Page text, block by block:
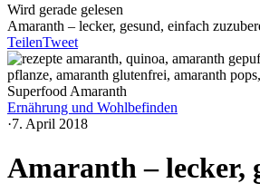
Wird gerade gelesen
Amaranth – lecker, gesund, einfach
TeilenTweet
Superfood Amaranth
Ernährung und Wohlbefinden
·7. April 2018
Amaranth – lecker,